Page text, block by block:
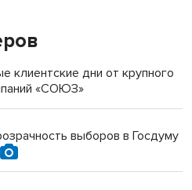
новосибирском селе лошади
с женой вошли в топ-16
клиентские дни от крупного
«СОЮЗ»
выборов в Госдуму